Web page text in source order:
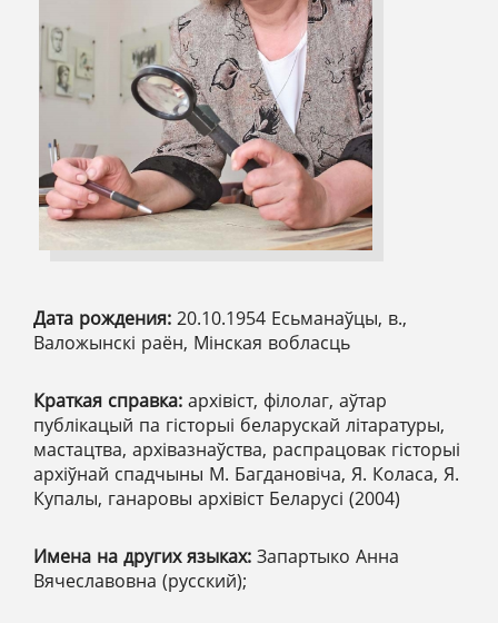
Дата рождения: 20.10.1954 Есьманаўцы, в.,
Валожынскі раён, Мінская вобласць
Краткая справка: архівіст, філолаг, аўтар
публікацый па гісторыі беларускай літаратуры,
мастацтва, архівазнаўства, распрацовак гісторыі
архіўнай спадчыны М. Багдановіча, Я. Коласа, Я.
Купалы, ганаровы архівіст Беларусі (2004)
Имена на других языках: Запартыко Анна
Вячеславовна (русский);